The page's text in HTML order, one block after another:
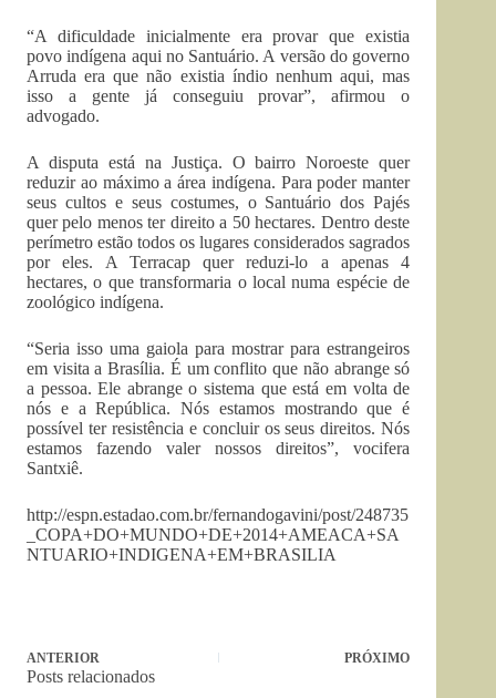
“A dificuldade inicialmente era provar que existia
povo indígena aqui no Santuário. A versão do governo
Arruda era que não existia índio nenhum aqui, mas
isso a gente já conseguiu provar”, afirmou o
advogado.
A disputa está na Justiça. O bairro Noroeste quer
reduzir ao máximo a área indígena. Para poder manter
seus cultos e seus costumes, o Santuário dos Pajés
quer pelo menos ter direito a 50 hectares. Dentro deste
perímetro estão todos os lugares considerados sagrados
por eles. A Terracap quer reduzi-lo a apenas 4
hectares, o que transformaria o local numa espécie de
zoológico indígena.
“Seria isso uma gaiola para mostrar para estrangeiros
em visita a Brasília. É um conflito que não abrange só
a pessoa. Ele abrange o sistema que está em volta de
nós e a República. Nós estamos mostrando que é
possível ter resistência e concluir os seus direitos. Nós
estamos fazendo valer nossos direitos”, vocifera
Santxiê.
http://espn.estadao.com.br/fernandogavini/post/248735
_COPA+DO+MUNDO+DE+2014+AMEACA+SA
NTUARIO+INDIGENA+EM+BRASILIA
ANTERIOR PRÓXIMO
Posts relacionados